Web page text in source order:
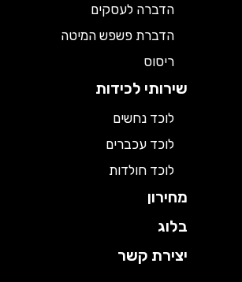
הדברה לעסקים
הדברת פשפש המיטה
ריסוס
שירותי לכידות
לוכד נחשים
לוכד עכברים
לוכד חולדות
מחירון
בלוג
יצירת קשר